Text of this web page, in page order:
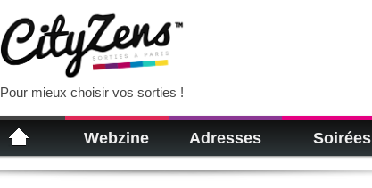
Pour mieux choisir vos sorties !
Webzine Adresses Soirées